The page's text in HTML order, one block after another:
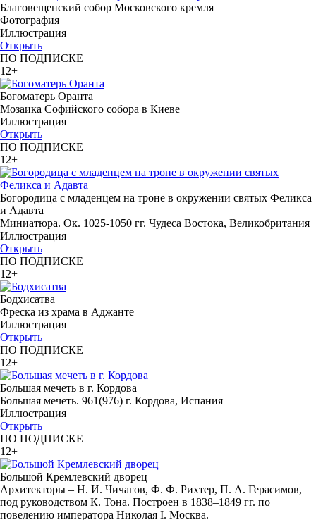
Благовещенский собор Московского кремля
Фотография
Иллюстрация
Открыть
ПО ПОДПИСКЕ
12+
Богоматерь Оранта
Мозаика Софийского собора в Киеве
Иллюстрация
Открыть
ПО ПОДПИСКЕ
12+
Богородица с младенцем на троне в окружении святых Феликса
и Адавта
Миниатюра. Ок. 1025-1050 гг. Чудеса Востока, Великобритания
Иллюстрация
Открыть
ПО ПОДПИСКЕ
12+
Бодхисатва
Фреска из храма в Аджанте
Иллюстрация
Открыть
ПО ПОДПИСКЕ
12+
Большая мечеть в г. Кордова
Большая мечеть. 961(976) г. Кордова, Испания
Иллюстрация
Открыть
ПО ПОДПИСКЕ
12+
Большой Кремлевский дворец
Архитекторы – Н. И. Чичагов, Ф. Ф. Рихтер, П. А. Герасимов,
под руководством К. Тона. Построен в 1838–1849 гг. по
повелению императора Николая I. Москва.